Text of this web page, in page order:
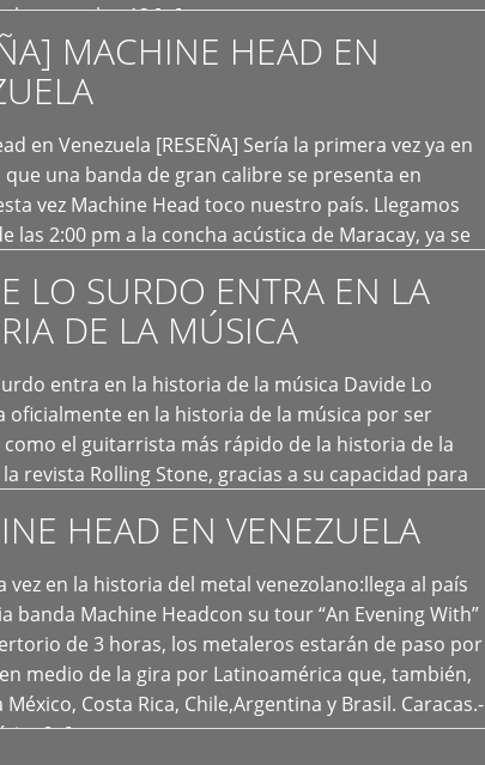
cumplen 12 […]
MACHINE HEAD EN
en Venezuela [RESEÑA] Sería la primera vez ya en
una banda de gran calibre se presenta en
vez Machine Head toco nuestro país. Llegamos
las 2:00 pm a la concha acústica de Maracay, ya se
LO SURDO ENTRA EN LA
DE LA MÚSICA
entra en la historia de la música Davide Lo
oficialmente en la historia de la música por ser
el guitarrista más rápido de la historia de la
revista Rolling Stone, gracias a su capacidad para
HEAD EN VENEZUELA
vez en la historia del metal venezolano:llega al país
banda Machine Headcon su tour “An Evening With”
de 3 horas, los metaleros estarán de paso por
medio de la gira por Latinoamérica que, también,
México, Costa Rica, Chile,Argentina y Brasil. Caracas.-
[…]